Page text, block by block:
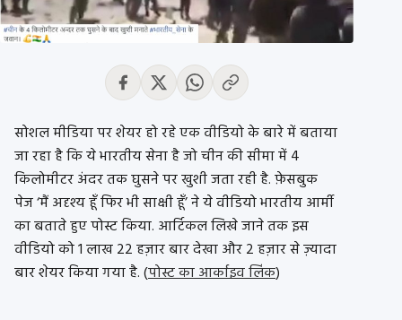
सोशल मीडिया पर शेयर हो रहे एक वीडियो के बारे में बताया
जा रहा है कि ये भारतीय सेना है जो चीन की सीमा में 4
किलोमीटर अंदर तक घुसने पर खुशी जता रही है. फ़ेसबुक
पेज ‘मैं अदृश्य हूँ फिर भी साक्षी हूँ’ ने ये वीडियो भारतीय आर्मी
का बताते हुए पोस्ट किया. आर्टिकल लिखे जाने तक इस
वीडियो को 1 लाख 22 हज़ार बार देखा और 2 हज़ार से ज़्यादा
बार शेयर किया गया है. (पोस्ट का आर्काइव लिंक)